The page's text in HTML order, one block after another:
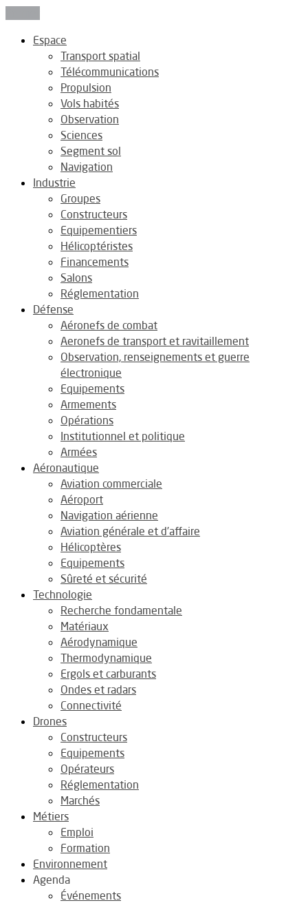
Espace
Transport spatial
Télécommunications
Propulsion
Vols habités
Observation
Sciences
Segment sol
Navigation
Industrie
Groupes
Constructeurs
Equipementiers
Hélicoptéristes
Financements
Salons
Réglementation
Défense
Aéronefs de combat
Aeronefs de transport et ravitaillement
Observation, renseignements et guerre
électronique
Equipements
Armements
Opérations
Institutionnel et politique
Armées
Aéronautique
Aviation commerciale
Aéroport
Navigation aérienne
Aviation générale et d’affaire
Hélicoptères
Equipements
Sûreté et sécurité
Technologie
Recherche fondamentale
Matériaux
Aérodynamique
Thermodynamique
Ergols et carburants
Ondes et radars
Connectivité
Drones
Constructeurs
Equipements
Opérateurs
Réglementation
Marchés
Métiers
Emploi
Formation
Environnement
Agenda
Événements